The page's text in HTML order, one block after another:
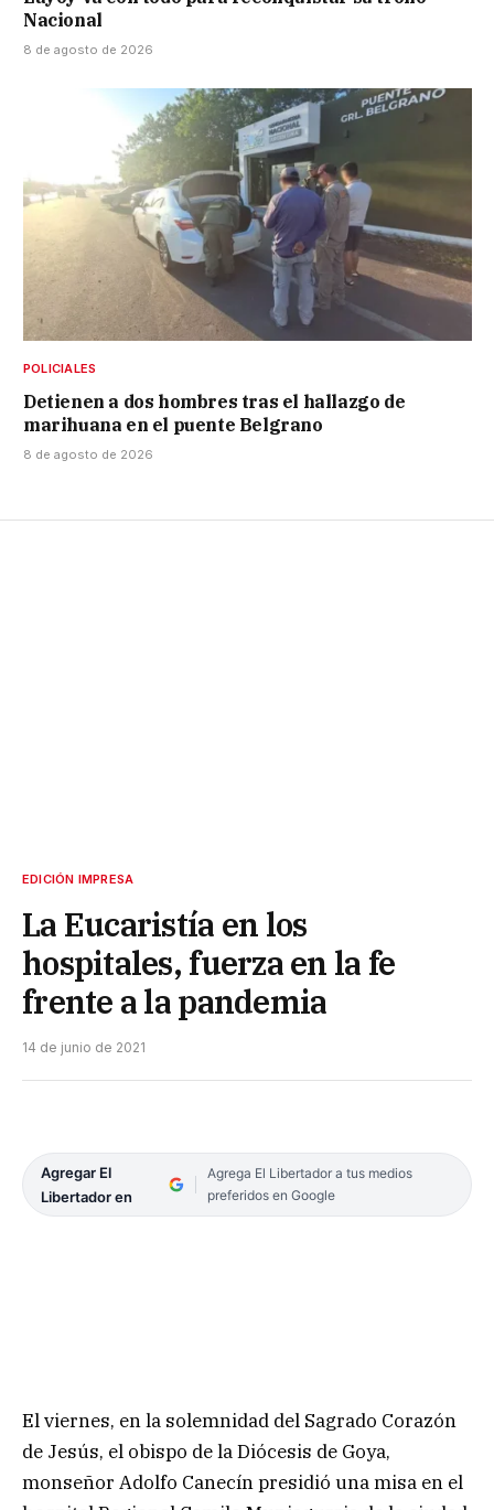
Nacional
8 de agosto de 2026
POLICIALES
Detienen a dos hombres tras el hallazgo de
marihuana en el puente Belgrano
8 de agosto de 2026
EDICIÓN IMPRESA
La Eucaristía en los
hospitales, fuerza en la fe
frente a la pandemia
14 de junio de 2021
Agregar El
Libertador en
Agrega El Libertador a tus medios
preferidos en Google
El viernes, en la solemnidad del Sagrado Corazón
de Jesús, el obispo de la Diócesis de Goya,
monseñor Adolfo Canecín presidió una misa en el